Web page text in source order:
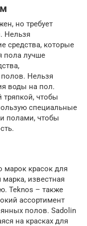
но требует
Нельзя
средства, которые
пола лучше
Нельзя
воды на пол.
тряпкой, чтобы
специальные
полами, чтобы
марок красок для
известная
Teknos – также
ассортимент
полов. Sadolin
на красках для